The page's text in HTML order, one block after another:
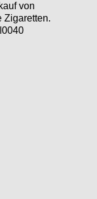
von
Zigaretten.